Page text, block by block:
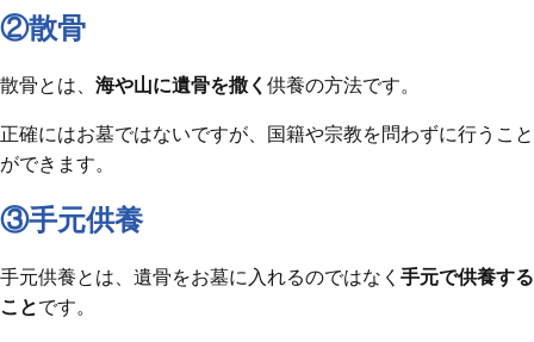
②散骨
散骨とは、 海や山に遺骨を撒く 供養の方法です。
正確にはお墓ではないですが、国籍や宗教を問わずに行うこと
ができます。
③手元供養
手元供養とは、遺骨をお墓に入れるのではなく 手元で供養する
ことです。